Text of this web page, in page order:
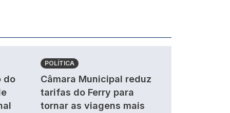
do
POLÍTICA
Câmara Municipal reduz
tarifas do Ferry para
tornar as viagens mais